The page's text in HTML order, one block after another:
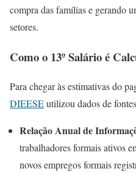
compra das famílias e gerando
setores.
Como o 13º Salário é
Para chegar às estimativas do
DIEESEutilizou dados de
Relação Anual de
trabalhadores formais ativos
novos empregos formais